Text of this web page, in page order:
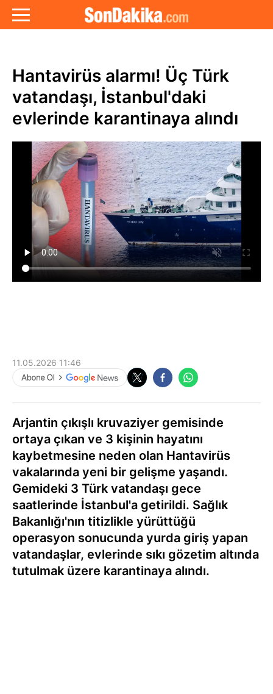
Hantavirüs alarmı! Üç Türk
vatandaşı, İstanbul'daki
evlerinde karantinaya alındı
11.05.2026 11:46
Arjantin çıkışlı kruvaziyer gemisinde
ortaya çıkan ve 3 kişinin hayatını
kaybetmesine neden olan Hantavirüs
vakalarında yeni bir gelişme yaşandı.
Gemideki 3 Türk vatandaşı gece
saatlerinde İstanbul'a getirildi. Sağlık
Bakanlığı'nın titizlikle yürüttüğü
operasyon sonucunda yurda giriş yapan
vatandaşlar, evlerinde sıkı gözetim altında
tutulmak üzere karantinaya alındı.